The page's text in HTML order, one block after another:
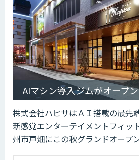
AIマシン導入ジムがオープン
株式会社ハピサはＡＩ搭載の最先
新感覚エンターテイメントフィッ
州市戸畑にこの秋グランドオープン